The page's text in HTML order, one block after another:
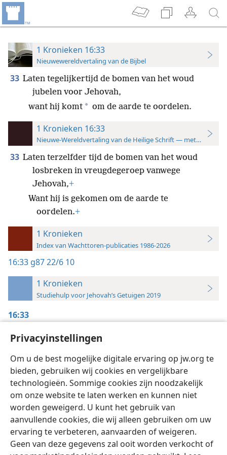
Privacyinstellingen
Om u de best mogelijke digitale ervaring op jw.org te
bieden, gebruiken wij cookies en vergelijkbare
technologieën. Sommige cookies zijn noodzakelijk
om onze website te laten werken en kunnen niet
worden geweigerd. U kunt het gebruik van
aanvullende cookies, die wij alleen gebruiken om uw
ervaring te verbeteren, aanvaarden of weigeren.
Geen van deze gegevens zal ooit worden verkocht of
1 Kronieken 16:33
Nieuwewereldvertaling van de Bijbel
33 Laten tegelijkertijd de bomen van het woud
jubelen voor Jehovah,
want hij komt * om de aarde te oordelen.
1 Kronieken 16:33
Nieuwe-Wereldvertaling van de Heilige Schrift — met
33 Laten terzelfder tijd de bomen van het woud
losbreken in vreugdegeroep vanwege
Jehovah,+
Want hij is gekomen om de aarde te
oordelen.+
1 Kronieken
Index van Wachttoren-publicaties 1986-2026
16:33 g87 22/6 10
1 Kronieken
Studiehulp voor Jehovah’s Getuigen 2019
16:33
Ontwaakt! 1987,
22/6/1987, blz. 10
Nederlands Instellingen
Copyright © 2026 Watch Tower Bible and Tract Society of Pennsylvania
Gebruiksvoorwaarden Privacybeleid
Privacyinstellingen
Inloggen